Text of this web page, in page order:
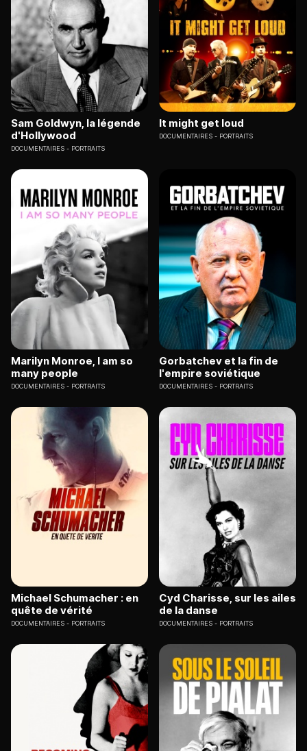
Sam Goldwyn, la légende
d'Hollywood
DOCUMENTAIRES PORTRAITS
It might get loud
DOCUMENTAIRES PORTRAITS
Marilyn Monroe, I am so
many people
DOCUMENTAIRES PORTRAITS
Gorbatchev et la fin de
l'empire soviétique
DOCUMENTAIRES PORTRAITS
Michael Schumacher : en
quête de vérité
DOCUMENTAIRES PORTRAITS
Cyd Charisse, sur les ailes
de la danse
DOCUMENTAIRES PORTRAITS